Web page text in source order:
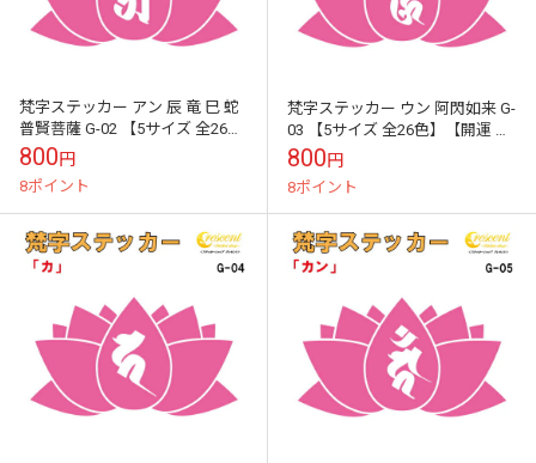
梵字ステッカー アン 辰 竜 巳 蛇
普賢菩薩 G-02 【5サイズ 全26
色】【開運 祈願 蓮 ハス はす 仏
教 傷隠し シール...
800円
8ポイント
梵字ステッカー ウン 阿閃如来 G-
03 【5サイズ 全26色】【開運 祈
願 蓮 ハス はす 仏教 傷隠し シー
ル デカール スマ...
800円
8ポイント